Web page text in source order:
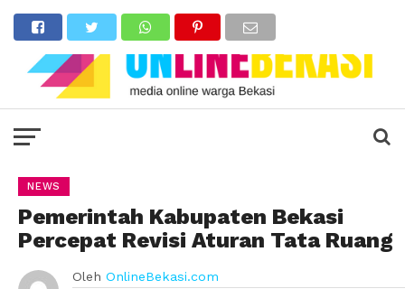
NEWS
Pemerintah Kabupaten Bekasi
Percepat Revisi Aturan Tata Ruang
Oleh OnlineBekasi.com